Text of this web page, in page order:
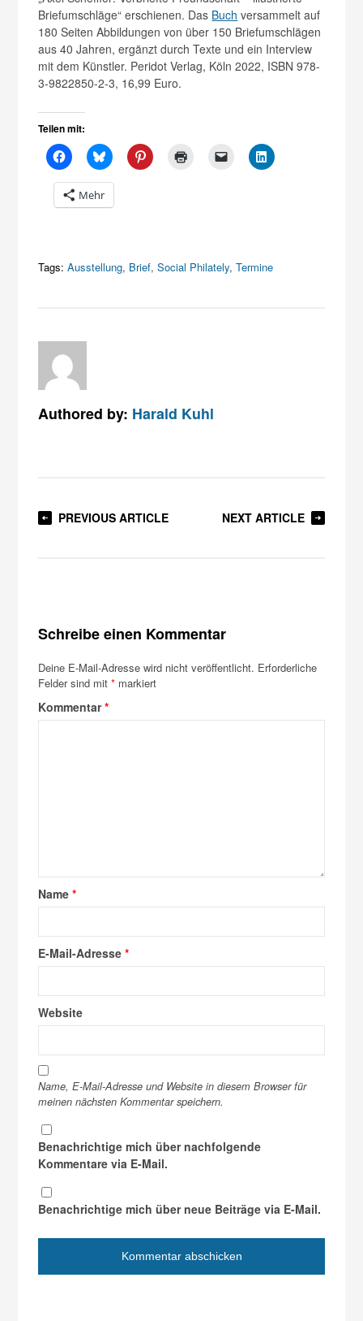
Briefumschläge“ erschienen. Das Buch versammelt auf
180 Seiten Abbildungen von über 150 Briefumschlägen
aus 40 Jahren, ergänzt durch Texte und ein Interview
mit dem Künstler. Peridot Verlag, Köln 2022, ISBN 978-
3-9822850-2-3, 16,99 Euro.
Teilen mit:
Mehr
Tags: Ausstellung, Brief,Social Philately,Termine
Authored by: Harald Kuhl
PREVIOUS ARTICLE NEXT ARTICLE
Schreibe einen Kommentar
Deine E-Mail-Adresse wird nicht veröffentlicht. Erforderliche
Felder sind mit* markiert
Kommentar*
Name*
E-Mail-Adresse*
Website
Name, E-Mail-Adresse und Website in diesem Browser für
meinen nächsten Kommentar speichern.
Benachrichtige mich über nachfolgende
Kommentare via E-Mail.
Benachrichtige mich über neue Beiträge via E-Mail.